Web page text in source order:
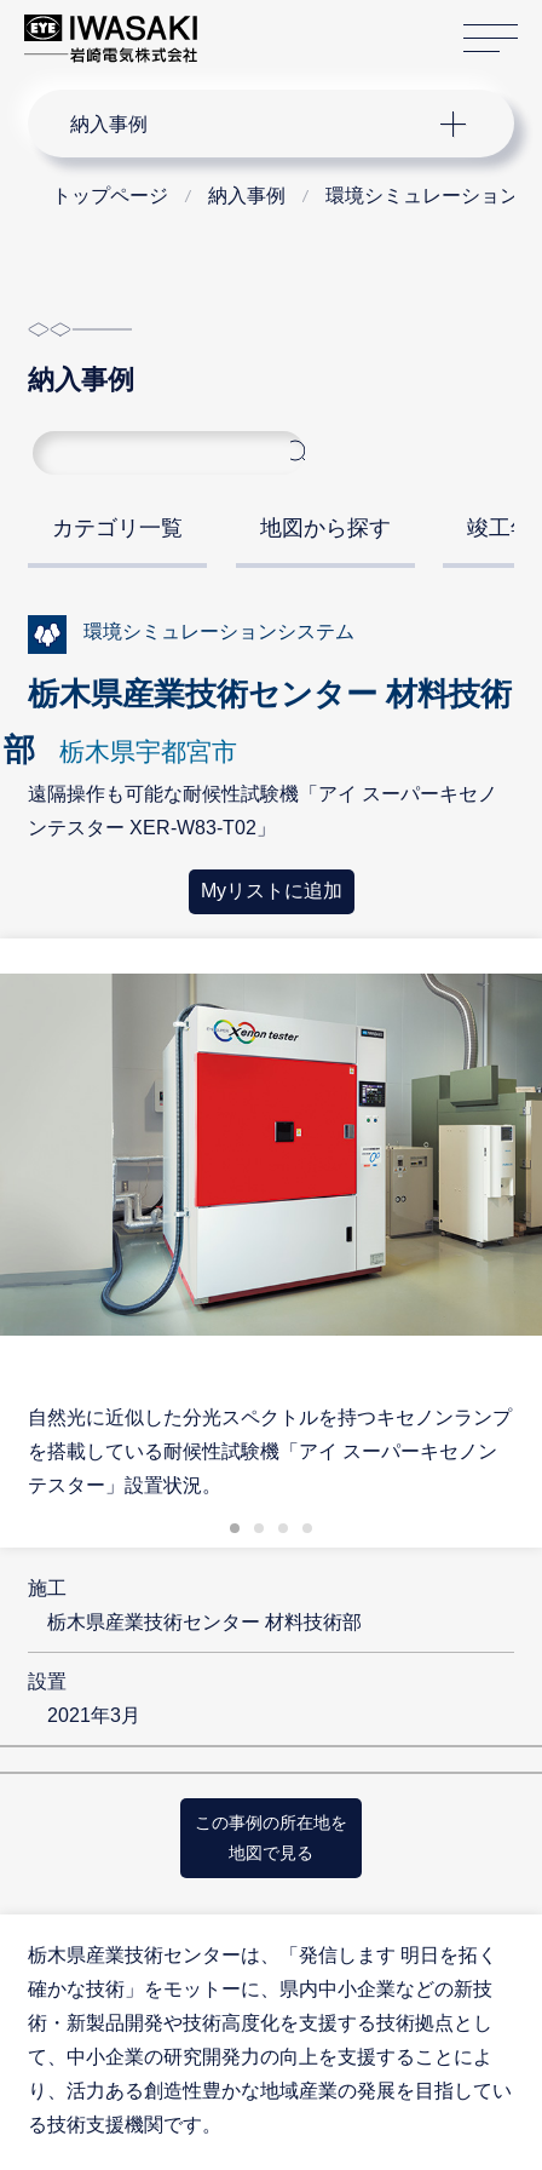
納入事例
トップページ 納入事例 環境シミュレーション
納入事例
カテゴリ一覧 地図から探す 竣工年
環境シミュレーションシステム
栃木県産業技術センター 材料技術
部
栃木県宇都宮市
遠隔操作も可能な耐候性試験機「アイ スーパーキセノ
ンテスター XER-W83-T02」
Myリストに追加
自然光に近似した分光スペクトルを持つキセノンランプ
を搭載している耐候性試験機「アイ スーパーキセノン
テスター」設置状況。
施工
栃木県産業技術センター 材料技術部
設置
2021年3月
この事例の所在地を
地図で見る
栃木県産業技術センターは、「発信します 明日を拓く
確かな技術」をモットーに、県内中小企業などの新技
術・新製品開発や技術高度化を支援する技術拠点とし
て、中小企業の研究開発力の向上を支援することによ
り、活力ある創造性豊かな地域産業の発展を目指してい
る技術支援機関です。